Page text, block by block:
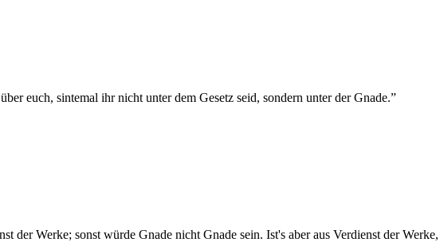
euch, sintemal ihr nicht unter dem Gesetz seid, sondern unter der Gnade.”
der Werke; sonst würde Gnade nicht Gnade sein. Ist's aber aus Verdienst der